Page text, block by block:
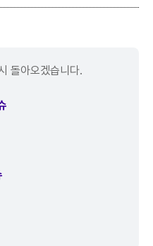
돌아오겠습니다.